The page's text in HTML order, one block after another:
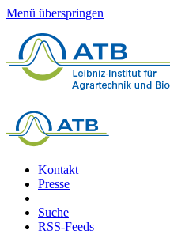
Menü überspringen
Kontakt
Presse
Suche
RSS-Feeds